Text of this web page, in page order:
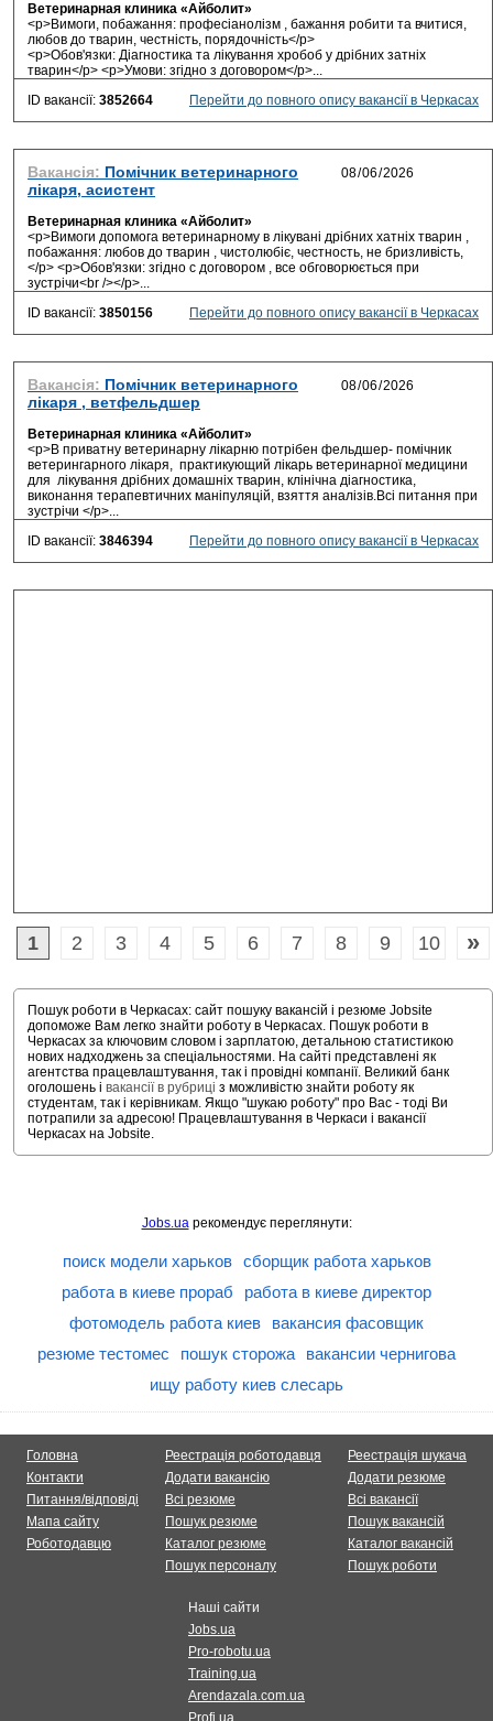
Ветеринарная клиника «Айболит»
<p>Вимоги, побажання: професіанолізм , бажання робити та вчитися,
любов до тварин, честність, порядочність</p>
<p>Обов'язки: Діагностика та лікування хробоб у дрібних затніх
тварин</p> <p>Умови: згідно з договором</p>...
ID вакансії: 3852664 Перейти до повного опису вакансії в Черкасах
Вакансія: Помічник ветеринарного
лікаря, асистент
Ветеринарная клиника «Айболит»
<p>Вимоги допомога ветеринарному в лікувані дрібних хатніх тварин ,
побажання: любов до тварин , чистолюбіє, честность, не бризливість,
</p> <p>Обов'язки: згідно с договором , все обговорюється при
зустрічи<br /></p>...
ID вакансії: 3850156 Перейти до повного опису вакансії в Черкасах
Вакансія: Помічник ветеринарного
лікаря , ветфельдшер
Ветеринарная клиника «Айболит»
<p>В приватну ветеринарну лікарню потрібен фельдшер- помічник
ветерингарного лікаря, практикующий лікарь ветеринарної медицини
для лікування дрібних домашніх тварин, клінічна діагностика,
виконання терапевтичних маніпуляцій, взяття аналізів.Всі питання при
зустрічи </p>...
ID вакансії: 3846394 Перейти до повного опису вакансії в Черкасах
1 2 3 4 5 6 7 8 9 10 »
Пошук роботи в Черкасах: сайт пошуку вакансій і резюме Jobsite
допоможе Вам легко знайти роботу в Черкасах. Пошук роботи в
Черкасах за ключовим словом і зарплатою, детальною статистикою
нових надходжень за спеціальностями. На сайті представлені як
агентства працевлаштування, так і провідні компанії. Великий банк
оголошень і вакансії в рубриці з можливістю знайти роботу як
студентам, так і керівникам. Якщо "шукаю роботу" про Вас - тоді Ви
потрапили за адресою! Працевлаштування в Черкаси і вакансії
Черкасах на Jobsite.
Jobs.uaрекомендує переглянути:
поиск модели харьков
сборщик работа харьков
работа в киеве прораб
работа в киеве директор
фотомодель работа киев
вакансия фасовщик
резюме тестомес
пошук сторожа
вакансии чернигова
ищу работу киев слесарь
Головна
Контакти
Питання/відповіді
Мапа сайту
Роботодавцю
Реестрація роботодавця
Додати вакансію
Всі резюме
Пошук резюме
Каталог резюме
Пошук персоналу
Реестрація шукача
Додати резюме
Всі вакансії
Пошук вакансій
Каталог вакансій
Пошук роботи
Наші сайти
Jobs.ua
Pro-robotu.ua
Training.ua
Arendazala.com.ua
Profi.ua